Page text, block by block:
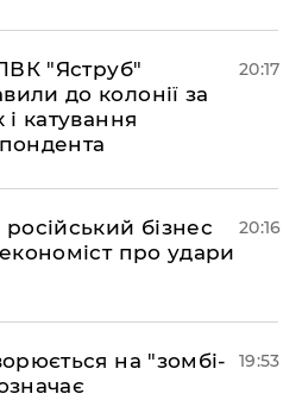
"Яструб"
до колонії за
і катування
20:17
бізнес
про удари
20:16
на "зомбі-
19:53